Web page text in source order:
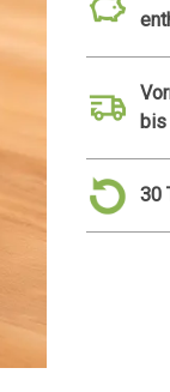
bis
30